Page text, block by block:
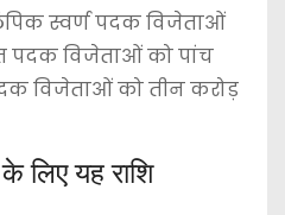
स्वर्ण पदक विजेताओं
पदक विजेताओं को पांच
विजेताओं को तीन करोड़
लिए यह राशि